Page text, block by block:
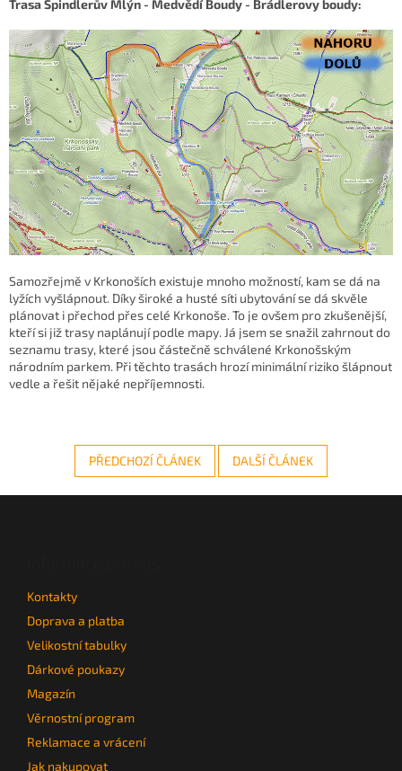
Trasa Špindlerův Mlýn - Medvědí Boudy - Brádlerovy boudy:
Samozřejmě v Krkonoších existuje mnoho možností, kam se dá na
lyžích vyšlápnout. Díky široké a husté síti ubytování se dá skvěle
plánovat i přechod přes celé Krkonoše. To je ovšem pro zkušenější,
kteří si již trasy naplánují podle mapy. Já jsem se snažil zahrnout do
seznamu trasy, které jsou částečně schválené Krkonošským
národním parkem. Při těchto trasách hrozí minimální riziko šlápnout
vedle a řešit nějaké nepříjemnosti.
PŘEDCHOZÍ ČLÁNEK DALŠÍ ČLÁNEK
Kontakty
Doprava a platba
Velikostní tabulky
Dárkové poukazy
Magazín
Věrnostní program
Reklamace a vrácení
Jak nakupovat